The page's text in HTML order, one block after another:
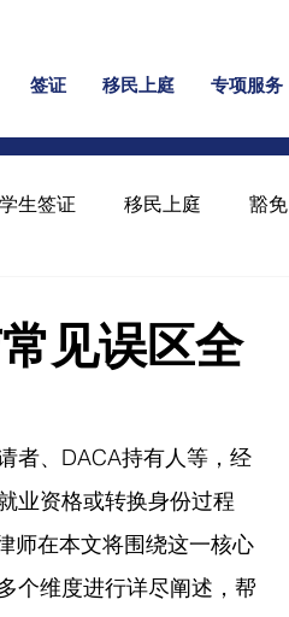
签证 移民上庭 专项服务
学生签证 移民上庭 豁免
见误区全
者、DACA持有人等，经
业资格或转换身份过程
师在本文将围绕这一核心
个维度进行详尽阐述，帮